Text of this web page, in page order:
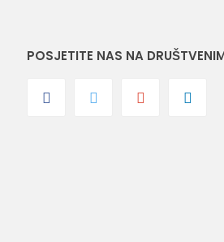
POSJETITE NAS NA